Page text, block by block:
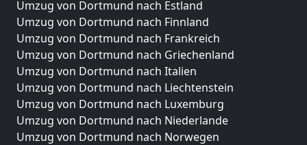
Umzug von Dortmund nach Estland
Umzug von Dortmund nach Finnland
Umzug von Dortmund nach Frankreich
Umzug von Dortmund nach Griechenland
Umzug von Dortmund nach Italien
Umzug von Dortmund nach Liechtenstein
Umzug von Dortmund nach Luxemburg
Umzug von Dortmund nach Niederlande
Umzug von Dortmund nach Norwegen